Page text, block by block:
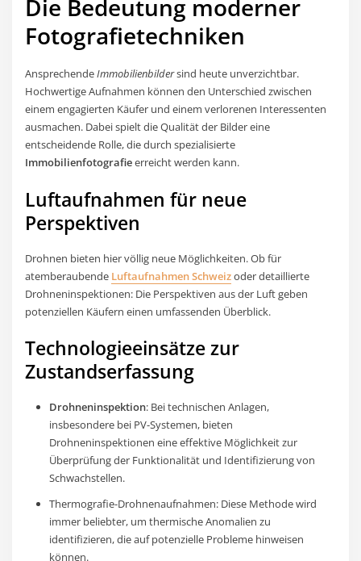
Die Bedeutung moderner
Fotografietechniken
AnsprechendeImmobilienbildersind heute unverzichtbar.
Hochwertige Aufnahmen können den Unterschied zwischen
einem engagierten Käufer und einem verlorenen Interessenten
ausmachen. Dabei spielt die Qualität der Bilder eine
entscheidende Rolle, die durch spezialisierte
Immobilienfotografieerreicht werden kann.
Luftaufnahmen für neue
Perspektiven
Drohnen bieten hier völlig neue Möglichkeiten. Ob für
atemberaubende Luftaufnahmen Schweizoder detaillierte
Drohneninspektionen: Die Perspektiven aus der Luft geben
potenziellen Käufern einen umfassenden Überblick.
Technologieeinsätze zur
Zustandserfassung
Drohneninspektion: Bei technischen Anlagen,
insbesondere bei PV-Systemen, bieten
Drohneninspektionen eine effektive Möglichkeit zur
Überprüfung der Funktionalität und Identifizierung von
Schwachstellen.
Thermografie-Drohnenaufnahmen: Diese Methode wird
immer beliebter, um thermische Anomalien zu
identifizieren, die auf potenzielle Probleme hinweisen
können.